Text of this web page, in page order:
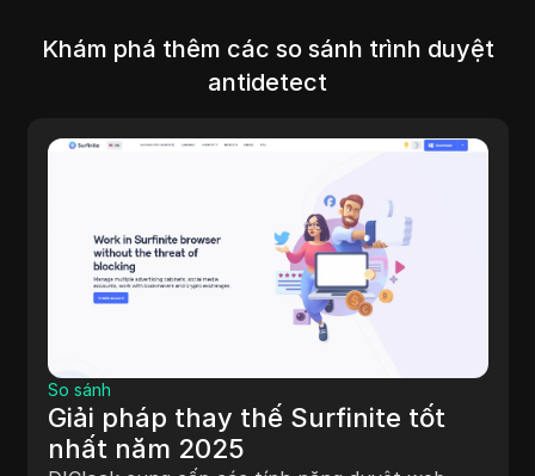
Khám phá thêm các so sánh trình duyệt
antidetect
So sánh
Giải pháp thay thế Surfinite tốt
nhất năm 2025